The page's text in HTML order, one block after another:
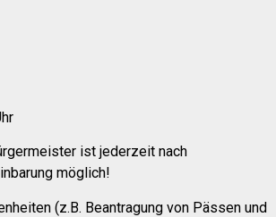
ist jederzeit nach
möglich!
(z.B. Beantragung von Pässen und